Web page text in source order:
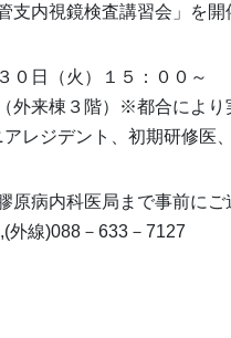
支内視鏡検査講習会」を開
０日（火）１５：００～
外来棟３階）※都合により
レジデント、初期研修医
原病内科医局まで事前にご
外線)088－633－7127